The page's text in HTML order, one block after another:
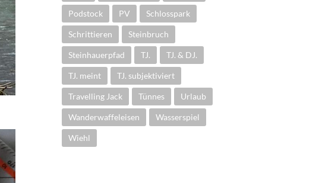
Podstock PV Schlosspark
Schrittieren Steinbruch
Steinhauerpfad TJ. TJ. & DJ.
TJ. meint TJ. subjektiviert
Travelling Jack Tünnes Urlaub
Wanderwaffeleisen Wasserspiel
Wiehl